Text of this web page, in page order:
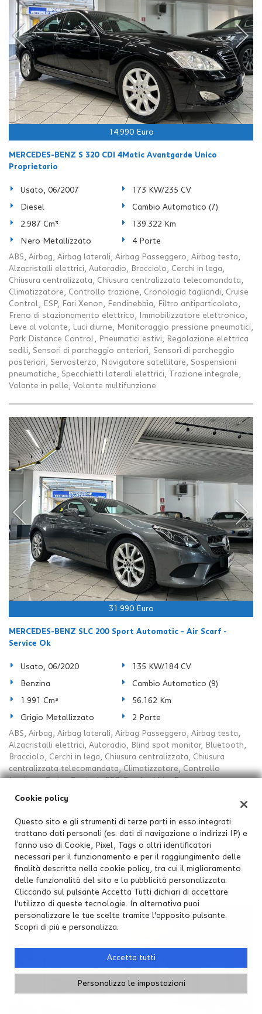
14.990 Euro
MERCEDES-BENZ S 320 CDI 4Matic Avantgarde Unico
Proprietario
Usato, 06/2007 173 KW/235 CV
Diesel Cambio Automatico (7)
2.987 Cm³ 139.322 Km
Nero Metallizzato
4 Porte
ABS, Airbag, Airbag laterali, Airbag Passeggero, Airbag testa,
Alzacristalli elettrici, Autoradio, Bracciolo, Cerchi in lega,
Chiusura centralizzata, Chiusura centralizzata telecomandata,
Climatizzatore, Controllo trazione, Cronologia tagliandi, Cruise
Control, ESP, Fari Xenon, Fendinebbia, Filtro antiparticolato,
Freno di stazionamento elettrico, Immobilizzatore elettronico,
Leve al volante, Luci diurne, Monitoraggio pressione pneumatici,
Park Distance Control, Pneumatici estivi, Regolazione elettrica
sedili, Sensori di parcheggio anteriori, Sensori di parcheggio
posteriori, Servosterzo, Navigatore satellitare, Sospensioni
pneumatiche, Specchietti laterali elettrici, Trazione integrale,
Volante in pelle, Volante multifunzione
31.990 Euro
MERCEDES-BENZ SLC 200 Sport Automatic - Air Scarf -
Service Ok
Usato, 06/2020 135 KW/184 CV
Benzina Cambio Automatico (9)
1.991 Cm³ 56.162 Km
Grigio Metallizzato
2 Porte
ABS, Airbag, Airbag laterali, Airbag Passeggero, Airbag testa,
Alzacristalli elettrici, Autoradio, Blind spot monitor, Bluetooth,
Bracciolo, Cerchi in lega, Chiusura centralizzata, Chiusura
centralizzata telecomandata, Climatizzatore, Controllo
trazione, Cruise Control, ESP, Fendinebbia, Freno di
CD, Leve al volante, Luci diurne, Luci diurne LED, Park Distance
Sensori di parcheggio anteriori, Sensori di parcheggio posteriori,
Servosterzo, Navigatore satellitare, Specchietti laterali
elettrici, Start/Stop Automatico, Telecamera per parcheggio
assistito, Tetto panorama, Volante in pelle, Volante
Cookie policy
Questo sito e gli strumenti di terze parti in esso integrati
trattano dati personali (es. dati di navigazione o indirizzi IP) e
fanno uso di Cookie, Pixel, Tags o altri identificatori
necessari per il funzionamento e per il raggiungimento delle
finalità descritte nella cookie policy, tra cui il miglioramento
delle funzionalità del sito e la pubblicità personalizzata.
Cliccando sul pulsante Accetta Tutti dichiari di accettare
l'utilizzo di queste tecnologie. In alternativa puoi
personalizzare le tue scelte tramite l'apposito pulsante.
Scopri di più e personalizza.
Accetta tutti
Personalizza le impostazioni